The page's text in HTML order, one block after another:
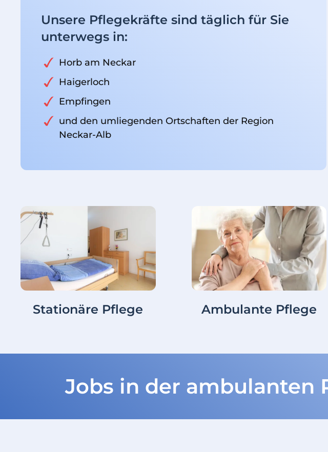
Unsere Pflegekräfte sind täglich für Sie
unterwegs in:
Horb am Neckar
Haigerloch
Empfingen
und den umliegenden Ortschaften der Region
Neckar-Alb
Stationäre Pflege Ambulante Pflege
Jobs in der ambulanten